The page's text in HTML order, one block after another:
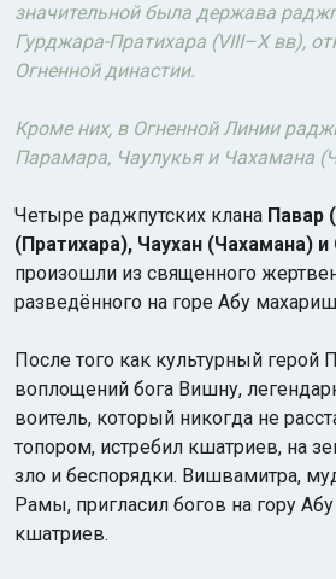
значительной была держава
Гурджара-Пратихара (VIII–X вв),
Огненной династии.
Кроме них, в Огненной Линии
Парамара, Чаулукья и Чахамана
Четыре раджпутских клана Павар
(Пратихара), Чаухан (Чахамана)
произошли из священного
разведённого на горе Абу
После того как культурный герой
воплощений бога Вишну,
воитель, который никогда не
топором, истребил кшатриев, на
зло и беспорядки. Вишвамитра,
Рамы, пригласил богов на гору
кшатриев.